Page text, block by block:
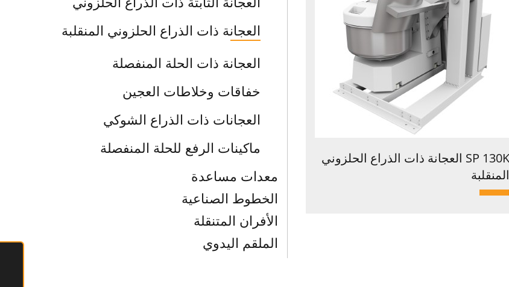
العجانة ذات الذراع الحلزوني المنقلبة
العجانة ذات الحلة المنفصلة
خفاقات وخلاطات العجين
العجانات ذات الذراع الشوكي
ماكينات الرفع للحلة المنفصلة
معدات مساعدة
الخطوط الصناعية
الأفران المتنقلة
الملقم اليدوي
SP 130K العجانة ذات الذراع الحلزوني
المنقلبة